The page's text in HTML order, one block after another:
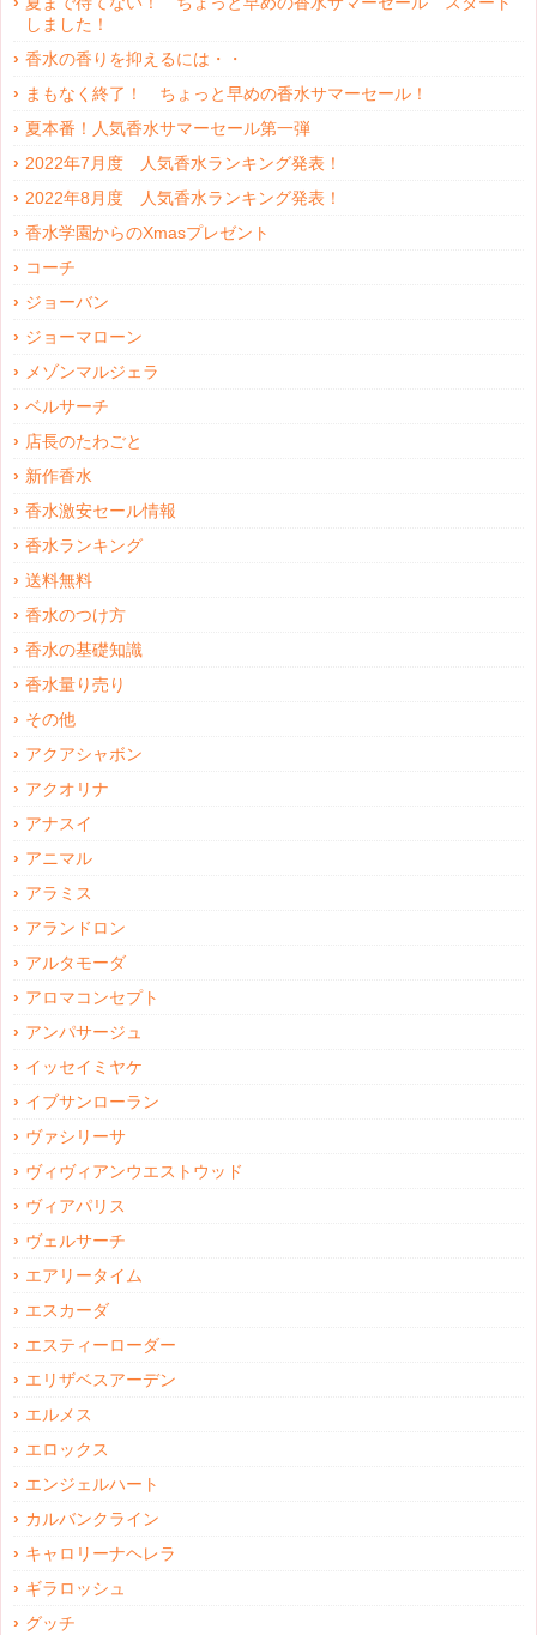
しました！
香水の香りを抑えるには・・
まもなく終了！ ちょっと早めの香水サマーセール！
夏本番！人気香水サマーセール第一弾
2022年7月度 人気香水ランキング発表！
2022年8月度 人気香水ランキング発表！
香水学園からのXmasプレゼント
コーチ
ジョーバン
ジョーマローン
メゾンマルジェラ
ベルサーチ
店長のたわごと
新作香水
香水激安セール情報
香水ランキング
送料無料
香水のつけ方
香水の基礎知識
香水量り売り
その他
アクアシャボン
アクオリナ
アナスイ
アニマル
アラミス
アランドロン
アルタモーダ
アロマコンセプト
アンパサージュ
イッセイミヤケ
イブサンローラン
ヴァシリーサ
ヴィヴィアンウエストウッド
ヴィアパリス
ヴェルサーチ
エアリータイム
エスカーダ
エスティーローダー
エリザベスアーデン
エルメス
エロックス
エンジェルハート
カルバンクライン
キャロリーナヘレラ
ギラロッシュ
グッチ